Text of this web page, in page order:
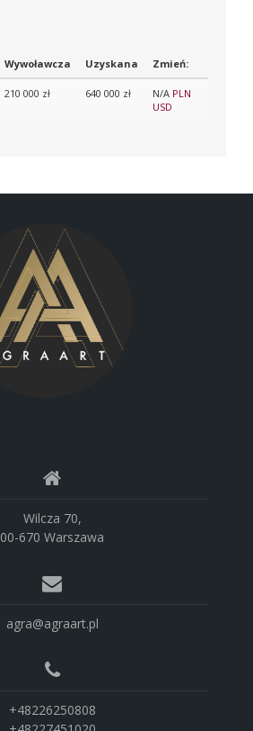
Wywoławcza Uzyskana Zmień:
210 000 zł 640 000 zł N/A PLN
USD
Wilcza 70,
00-670 Warszawa
agra@agraart.pl
+48226250808